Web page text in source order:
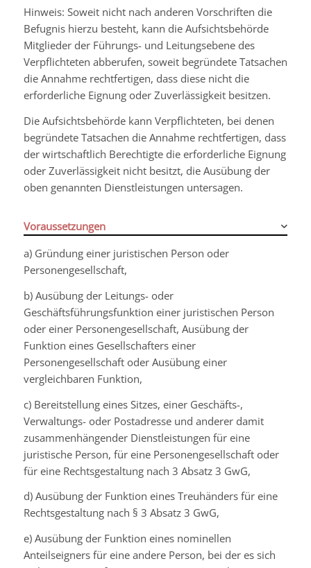
Hinweis: Soweit nicht nach anderen Vorschriften die
Befugnis hierzu besteht, kann die Aufsichtsbehörde
Mitglieder der Führungs- und Leitungsebene des
Verpflichteten abberufen, soweit begründete Tatsachen
die Annahme rechtfertigen, dass diese nicht die
erforderliche Eignung oder Zuverlässigkeit besitzen.
Die Aufsichtsbehörde kann Verpflichteten, bei denen
begründete Tatsachen die Annahme rechtfertigen, dass
der wirtschaftlich Berechtigte die erforderliche Eignung
oder Zuverlässigkeit nicht besitzt, die Ausübung der
oben genannten Dienstleistungen untersagen.
Voraussetzungen
a) Gründung einer juristischen Person oder
Personengesellschaft,
b) Ausübung der Leitungs- oder
Geschäftsführungsfunktion einer juristischen Person
oder einer Personengesellschaft, Ausübung der
Funktion eines Gesellschafters einer
Personengesellschaft oder Ausübung einer
vergleichbaren Funktion,
c) Bereitstellung eines Sitzes, einer Geschäfts-,
Verwaltungs- oder Postadresse und anderer damit
zusammenhängender Dienstleistungen für eine
juristische Person, für eine Personengesellschaft oder
für eine Rechtsgestaltung nach 3 Absatz 3 GwG,
d) Ausübung der Funktion eines Treuhänders für eine
Rechtsgestaltung nach § 3 Absatz 3 GwG,
e) Ausübung der Funktion eines nominellen
Anteilseigners für eine andere Person, bei der es sich